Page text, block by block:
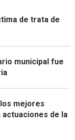
de trata de
municipal fue
mejores
de la